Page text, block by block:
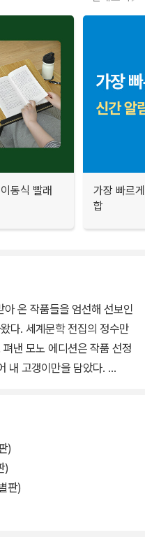
동식 빨래
가장 빠르
합
온 작품들을 엄선해 선보인
다. 세계문학 전집의 정수만
낸 모노 에디션은 작품 선정
내 고갱이만을 담았다.
목록과 가벼운 장정, 8,800
하고 쉽게 고전들을 만나는
고민은 깊게 녹여 내 최소한
)
)
판)